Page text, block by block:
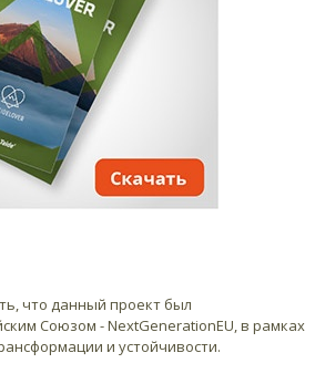
что данный проект был
Союзом - NextGenerationEU, в рамках
и устойчивости.